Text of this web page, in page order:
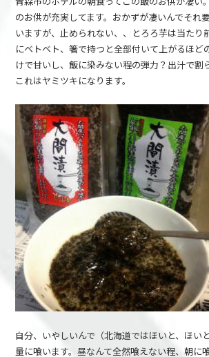
のお供が充実してます。おかずが凄いんでそれ
いますが、止められない、、とろろ芋は当たり
にベトベト、箸で持つと全部付いて上がるほど
けで甘いし、飯に染みない程の弾力？出汁で割
これはヤミツキになります。
自分、いやしいんで（北海道ではほいと、ほい
量に喰います。昼なんて全然喰えない程、朝に